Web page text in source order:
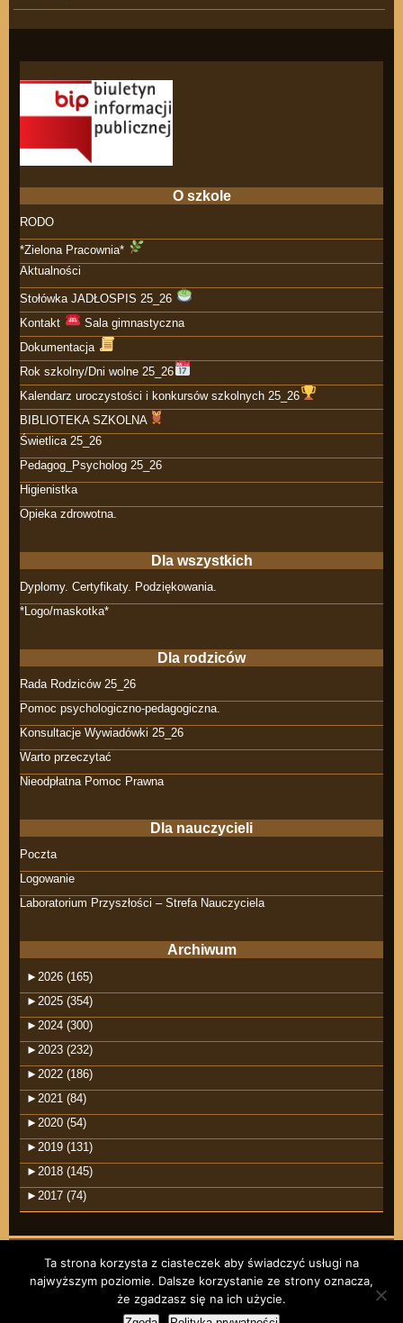
O szkole
RODO
*Zielona Pracownia*
Aktualności
Stołówka JADŁOSPIS 25_26
Kontakt
Sala gimnastyczna
Dokumentacja
Rok szkolny/Dni wolne 25_26
Kalendarz uroczystości i konkursów szkolnych 25_26
BIBLIOTEKA SZKOLNA
Świetlica 25_26
Pedagog_Psycholog 25_26
Higienistka
Opieka zdrowotna.
Dla wszystkich
Dyplomy. Certyfikaty. Podziękowania.
*Logo/maskotka*
Dla rodziców
Rada Rodziców 25_26
Pomoc psychologiczno-pedagogiczna.
Konsultacje Wywiadówki 25_26
Warto przeczytać
Nieodpłatna Pomoc Prawna
Dla nauczycieli
Poczta
Logowanie
Laboratorium Przyszłości – Strefa Nauczyciela
Archiwum
► 2026 (165)
► 2025 (354)
► 2024 (300)
► 2023 (232)
► 2022 (186)
► 2021 (84)
► 2020 (54)
► 2019 (131)
► 2018 (145)
► 2017 (74)
©2026 raindrops
Wpisy RSS
Komentarze RSS
Ta strona korzysta z ciasteczek aby świadczyć usługi na
najwyższym poziomie. Dalsze korzystanie ze strony oznacza,
że zgadzasz się na ich użycie.